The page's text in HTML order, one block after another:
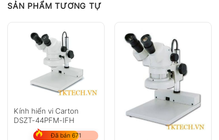
Anh Chị
SẢN PHẨM TƯƠNG TỰ
Kính hiển vi Carton
DSZT-44PFM-IFH
Đã bán 671